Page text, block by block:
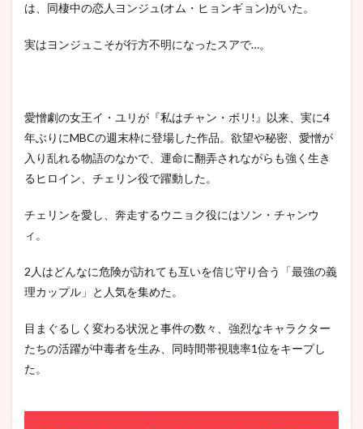
は、同棲中の恋人ヨンジュ(オム・ヒョンギョン)がいた。
実はヨンジュこそが行方不明になったスアで…。
愛憎劇の女王イ・ユリが『私はチャン・ボリ!』以来、実に4
年ぶりにMBCの週末枠に登場した作品。欲望や秘密、愛憎が
入り乱れる物語のなかで、運命に翻弄されながらも強く生き
るヒロイン、チェリン役で躍動した。
チェリンを愛し、奔走するウニョク役にはソン・チャンウ
ィ。
2人はどんなに危険が訪れても互いを信じ守り合う「最強の義
理カップル」と人気を集めた。
目まぐるしく変わる状況と事件の数々、強烈なキャラクター
たちの活躍が中毒者を生み、同時間帯視聴率1位をキープし
た。